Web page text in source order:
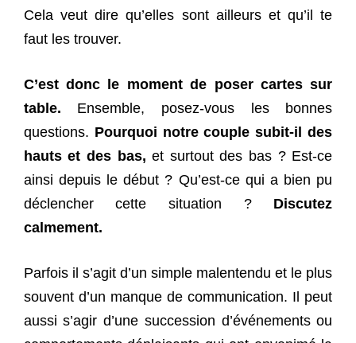
Cela veut dire qu’elles sont ailleurs et qu’il te
faut les trouver.
C’est donc le moment de poser cartes sur
table. Ensemble, posez-vous les bonnes
questions. Pourquoi notre couple subit-il des
hauts et des bas, et surtout des bas ? Est-ce
ainsi depuis le début ? Qu’est-ce qui a bien pu
déclencher cette situation ? Discutez
calmement.
Parfois il s’agit d’un simple malentendu et le plus
souvent d’un manque de communication. Il peut
aussi s’agir d’une succession d’événements ou